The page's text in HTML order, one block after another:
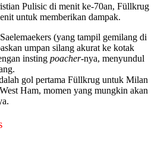
Pulisic di menit ke-70an, Füllkrug
untuk memberikan dampak.
(yang tampil gemilang di
umpan silang akurat ke kotak
insting poacher-nya, menyundul
gol pertama Füllkrug untuk Milan
Ham, momen yang mungkin akan